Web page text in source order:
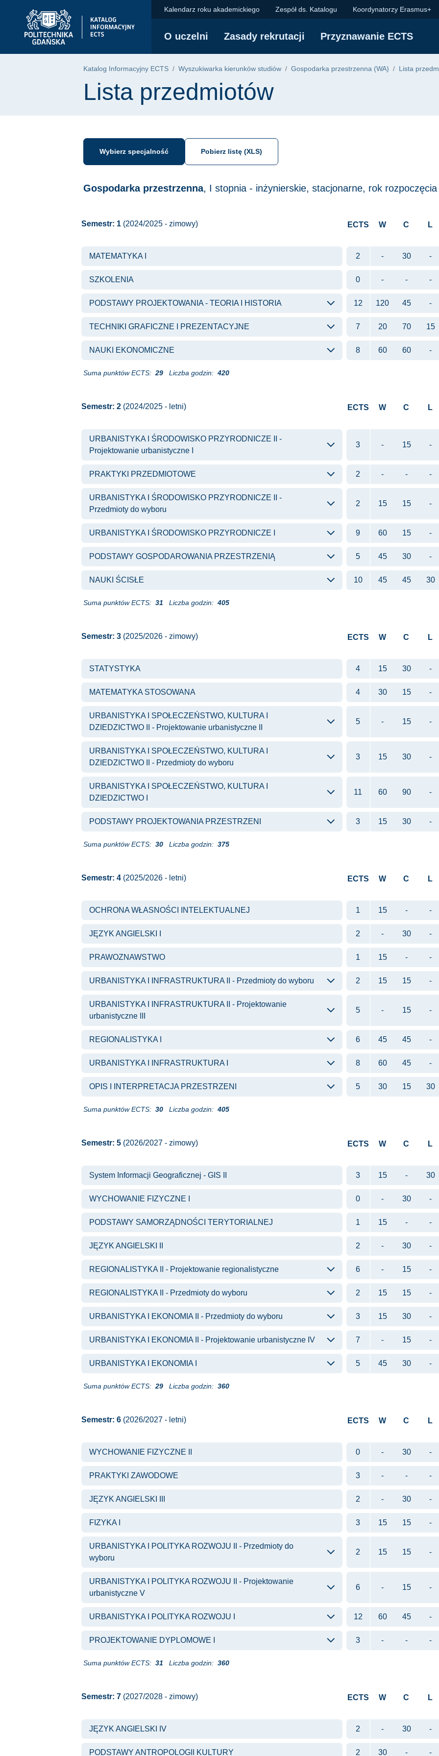
Politechnika Gdańska - strona główna
Kalendarz roku akademickiego Zespół ds. Katalogu Koordynatorzy Erasmus+
O uczelni Zasady rekrutacji Przyznawanie ECTS
Katalog Informacyjny ECTS Wyszukiwarka kierunków studiów Gospodarka przestrzenna (WA) Lista
Lista przedmiotów
Wybierz specjalność Pobierz listę (XLS)
Gospodarka przestrzenna, I stopnia - inżynierskie, stacjonarne, rok
Semestr: 1 (2024/2025 - zimowy) ECTS W C L
MATEMATYKA I 2 - 30 -
SZKOLENIA 0 - - -
PODSTAWY PROJEKTOWANIA - TEORIA I HISTORIA 12 120 45 -
TECHNIKI GRAFICZNE I PREZENTACYJNE 7 20 70 15
NAUKI EKONOMICZNE 8 60 60 -
Suma punktów ECTS: 29 Liczba godzin: 420
Semestr: 2 (2024/2025 - letni) ECTS W C L
URBANISTYKA I ŚRODOWISKO PRZYRODNICZE II -
Projektowanie urbanistyczne I
3 - 15 -
PRAKTYKI PRZEDMIOTOWE 2 - - -
URBANISTYKA I ŚRODOWISKO PRZYRODNICZE II -
Przedmioty do wyboru
2 15 15 -
URBANISTYKA I ŚRODOWISKO PRZYRODNICZE I 9 60 15 -
PODSTAWY GOSPODAROWANIA PRZESTRZENIĄ 5 45 30 -
NAUKI ŚCISŁE 10 45 45 30
Suma punktów ECTS: 31 Liczba godzin: 405
Semestr: 3 (2025/2026 - zimowy) ECTS W C L
STATYSTYKA 4 15 30 -
MATEMATYKA STOSOWANA 4 30 15 -
URBANISTYKA I SPOŁECZEŃSTWO, KULTURA I
DZIEDZICTWO II - Projektowanie urbanistyczne II
5 - 15 -
URBANISTYKA I SPOŁECZEŃSTWO, KULTURA I
DZIEDZICTWO II - Przedmioty do wyboru
3 15 30 -
URBANISTYKA I SPOŁECZEŃSTWO, KULTURA I
DZIEDZICTWO I
11 60 90 -
PODSTAWY PROJEKTOWANIA PRZESTRZENI 3 15 30 -
Suma punktów ECTS: 30 Liczba godzin: 375
Semestr: 4 (2025/2026 - letni) ECTS W C L
OCHRONA WŁASNOŚCI INTELEKTUALNEJ 1 15 - -
JĘZYK ANGIELSKI I 2 - 30 -
PRAWOZNAWSTWO 1 15 - -
URBANISTYKA I INFRASTRUKTURA II - Przedmioty do wyboru 2 15 15 -
URBANISTYKA I INFRASTRUKTURA II - Projektowanie
urbanistyczne III
5 - 15 -
REGIONALISTYKA I 6 45 45 -
URBANISTYKA I INFRASTRUKTURA I 8 60 45 -
OPIS I INTERPRETACJA PRZESTRZENI 5 30 15 30
Suma punktów ECTS: 30 Liczba godzin: 405
Semestr: 5 (2026/2027 - zimowy) ECTS W C L
System Informacji Geograficznej - GIS II 3 15 - 30
WYCHOWANIE FIZYCZNE I 0 - 30 -
PODSTAWY SAMORZĄDNOŚCI TERYTORIALNEJ 1 15 - -
JĘZYK ANGIELSKI II 2 - 30 -
REGIONALISTYKA II - Projektowanie regionalistyczne 6 - 15 -
REGIONALISTYKA II - Przedmioty do wyboru 2 15 15 -
URBANISTYKA I EKONOMIA II - Przedmioty do wyboru 3 15 30 -
URBANISTYKA I EKONOMIA II - Projektowanie urbanistyczne IV 7 - 15 -
URBANISTYKA I EKONOMIA I 5 45 30 -
Suma punktów ECTS: 29 Liczba godzin: 360
Semestr: 6 (2026/2027 - letni) ECTS W C L
WYCHOWANIE FIZYCZNE II 0 - 30 -
PRAKTYKI ZAWODOWE 3 - - -
JĘZYK ANGIELSKI III 2 - 30 -
FIZYKA I 3 15 15 -
URBANISTYKA I POLITYKA ROZWOJU II - Przedmioty do
wyboru
2 15 15 -
URBANISTYKA I POLITYKA ROZWOJU II - Projektowanie
urbanistyczne V
6 - 15 -
URBANISTYKA I POLITYKA ROZWOJU I 12 60 45 -
PROJEKTOWANIE DYPLOMOWE I 3 - - -
Suma punktów ECTS: 31 Liczba godzin: 360
Semestr: 7 (2027/2028 - zimowy) ECTS W C L
JĘZYK ANGIELSKI IV 2 - 30 -
PODSTAWY ANTROPOLOGII KULTURY 2 30 - -